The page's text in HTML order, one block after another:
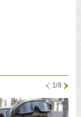
1/8